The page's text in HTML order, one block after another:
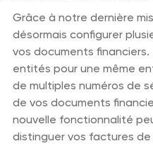
Grâce à notre dernière
désormais configurer
vos documents
entités pour une même
de multiples numéros de
de vos documents
nouvelle fonctionnalité
distinguer vos factures